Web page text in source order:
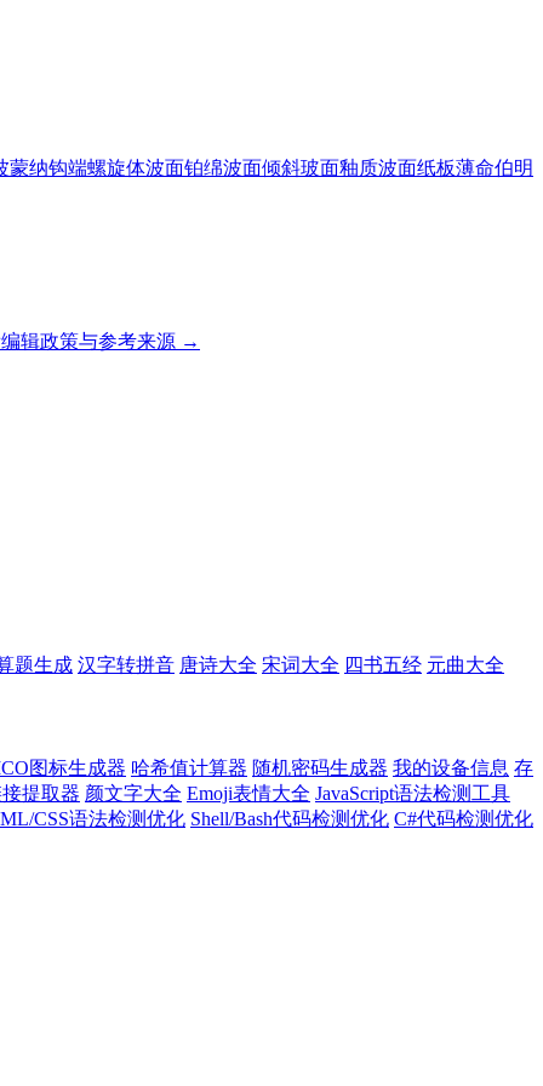
蒙纳钩端螺旋体波面铂绵波面倾斜玻面釉质波面纸板薄命伯明
辑政策与参考来源 →
题生成 汉字转拼音 唐诗大全 宋词大全 四书五经 元曲大全
图标生成器 哈希值计算器 随机密码生成器 我的设备信息 存
提取器 颜文字大全 Emoji表情大全 JavaScript语法检测工具
CSS语法检测优化 Shell/Bash代码检测优化 C#代码检测优化